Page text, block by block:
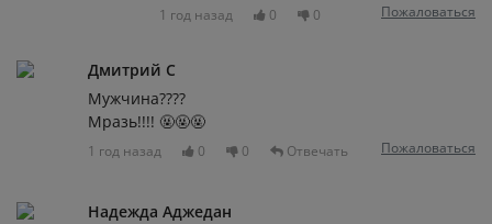
1 год назад 0 0 Пожаловаться
Дмитрий С
Мужчина????
Мразь!!!! 🤬🤬🤬
1 год назад 0 0 Отвечать Пожаловаться
Надежда Аджедан